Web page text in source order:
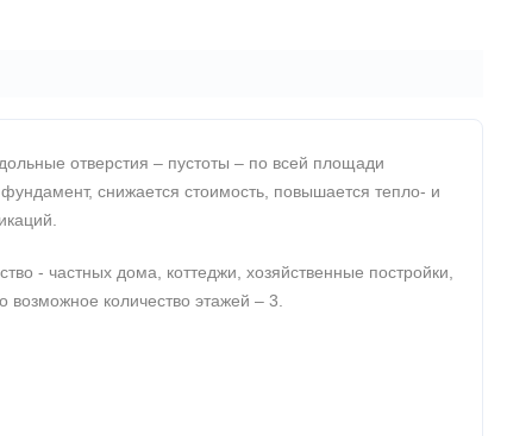
отверстия – пустоты – по всей площади
снижается стоимость, повышается тепло- и
- частных дома, коттеджи, хозяйственные постройки,
возможное количество этажей – 3.